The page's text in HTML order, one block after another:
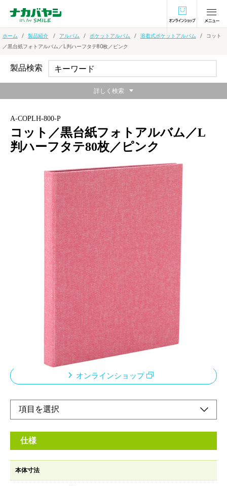
オンラインショ
ホーム 製品紹介 アルバム ポケットアルバム 溶着式ポケットアルバム
コット
／黒台紙フォトアルバム／L判ハーフタテ80枚／ピンク
A-COPLH-800-P
コット／黒台紙フォトアルバム／L
判ハーフタテ80枚／ピンク
スリムな布貼りアルバム
メーカー希望小売価格：
+ 税
風合いのある布生地を表紙に使ったスリムタイプのフォトアルバ
ハーフサイズプリント(89×63mm)を収納できます。
小さめのショップカードやトレーディングカードの収納にも。
ポケットは写真が映える黒台紙。思い出を鮮やかに彩ります。
オンラインショップ
仕様
本体寸法
製品検索
詳しく検索